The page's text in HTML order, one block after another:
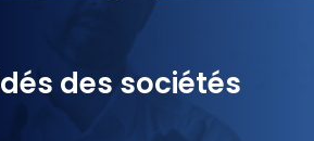
des sociétés